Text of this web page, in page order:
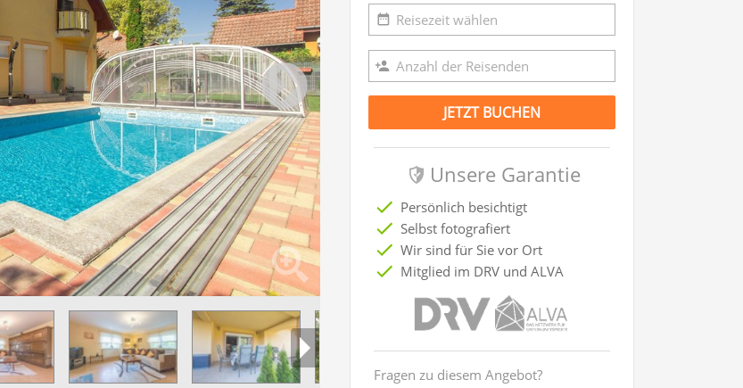
JETZT BUCHEN
Unsere Garantie
Persönlich besichtigt
Selbst fotografiert
Wir sind für Sie vor Ort
Mitglied im DRV und ALVA
Fragen zu diesem Angebot?